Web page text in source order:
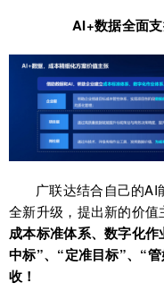
AI+数据全面
广联达结合自己的
全新升级，提出新的价值
成本标准体系、数字化
中标”、“定准目标”、“
收！